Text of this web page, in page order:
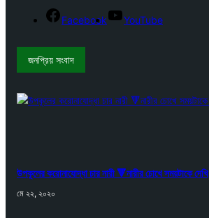
Facebook YouTube
জনপ্রিয় সংবাদ
উপকূলের করোনাযোদ্ধা চার নারী 🔻নারীর চোখে সময়টাকে দেখি
মে ২২, ২০২০